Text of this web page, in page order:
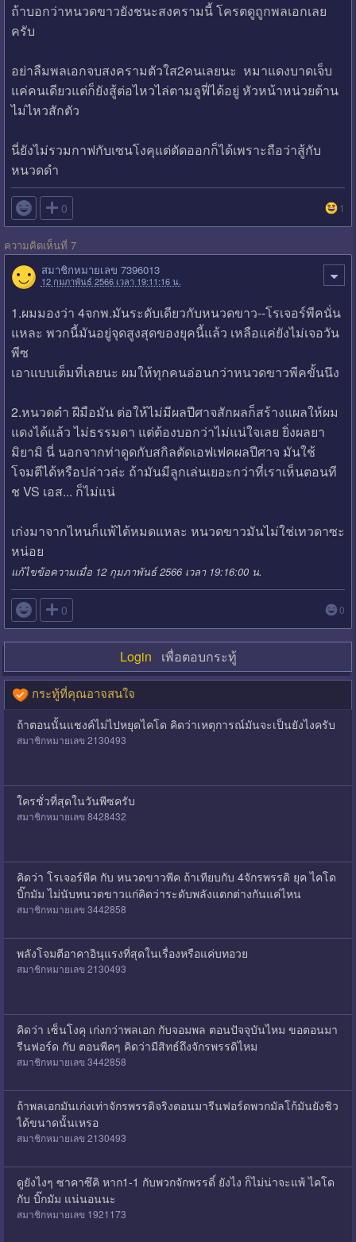
ถ้าบอกว่าหนวดขาวยังชนะสงครามนี้ โครตดูถูกพลเอกเลย
ครับ
อย่าลืมพลเอกจบสงครามตัวใส2คนเลยนะ หมาแดงบาดเจ็บ
แค่คนเดียวแต่ก็ยังสู้ต่อไหวไล่ตามลูฟี่ได้อยู่ หัวหน้าหน่วยต้าน
ไม่ไหวสักตัว
นี่ยังไม่รวมกาฟกับเซนโงคุแต่ตัดออกก็ได้เพราะถือว่าสู้กับ
หนวดดำ
 0 1
ความคิดเห็นที่ 7
สมาชิกหมายเลข 7396013
12 กุมภาพันธ์ 2566 เวลา 19:11:16 น.
1.ผมมองว่า 4จกพ.มันระดับเดียวกับหนวดขาว--โรเจอร์พีคนั่น
แหละ พวกนี้มันอยู่จุดสูงสุดของยุคนี้แล้ว เหลือแค่ยังไม่เจอวัน
พีซ
เอาแบบเต็มที่เลยนะ ผมให้ทุกคนอ่อนกว่าหนวดขาวพีคขั้นนึง
2.หนวดดำ ฝีมือมัน ต่อให้ไม่มีผลปีศาจสักผลก็สร้างแผลให้ผม
แดงได้แล้ว ไม่ธรรมดา แต่ต้องบอกว่าไม่แน่ใจเลย ยิ่งผลยา
มิยามิ นี่ นอกจากท่าดูดกับสกิลตัดเอฟเฟคผลปีศาจ มันใช้
โจมตีได้หรือปล่าวล่ะ ถ้ามันมีลูกเล่นเยอะกว่าที่เราเห็นตอนที
ช VS เอส... ก็ไม่แน่
เก่งมาจากไหนก็แพ้ได้หมดแหละ หนวดขาวมันไม่ใช่เทวดาซะ
หน่อย
แก้ไขข้อความเมื่อ 12 กุมภาพันธ์ 2566 เวลา 19:16:00 น.
 0 0
Login เพื่อตอบกระทู้
กระทู้ที่คุณอาจสนใจ
ถ้าตอนนั้นแชงค์ไม่ไปหยุดไคโด คิดว่าเหตุการณ์มันจะเป็นยังไงครับ
สมาชิกหมายเลข 2130493
ใครชั่วที่สุดในวันพีซครับ
สมาชิกหมายเลข 8428432
คิดว่า โรเจอร์พีค กับ หนวดขาวพีค ถ้าเทียบกับ 4จักรพรรดิ ยุค ไคโด
บิ๊กมัม ไม่นับหนวดขาวแก่คิดว่าระดับพลังแตกต่างกันแค่ไหน
สมาชิกหมายเลข 3442858
พลังโจมตีอาคาอินุแรงที่สุดในเรื่องหรือแค่บทอวย
สมาชิกหมายเลข 2130493
คิดว่า เซ็นโงคุ เก่งกว่าพลเอก กับจอมพล ตอนปัจจุบันไหม ขอตอนมา
รีนฟอร์ด กับ ตอนพีคๆ คิดว่ามีสิทธ์ถึงจักรพรรดิไหม
สมาชิกหมายเลข 3442858
ถ้าพลเอกมันเก่งเท่าจักรพรรดิจริงตอนมารีนฟอร์ดพวกมัลโก้มันยังชิว
ได้ขนาดนั้นเหรอ
สมาชิกหมายเลข 2130493
ดูยังไงๆ ซาคาซึคิ หาก1-1 กับพวกจักพรรดิ์ ยังไง ก็ไม่น่าจะแพ้ ไคโด
กับ บิ๊กมัม แน่นอนนะ
สมาชิกหมายเลข 1921173